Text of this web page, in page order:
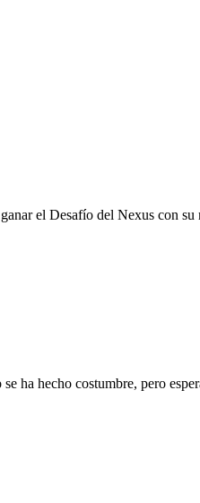
el Desafío del Nexus con
ha hecho costumbre, pero